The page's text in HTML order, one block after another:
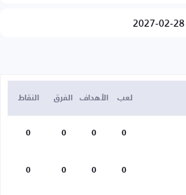
لعب الأهداف الفرق النقاط
0
0
0
0
0
0
0
0